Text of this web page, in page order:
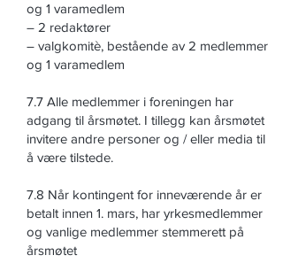
og 1 varamedlem
– 2 redaktører
– valgkomitè, bestående av 2 medlemmer
og 1 varamedlem
7.7 Alle medlemmer i foreningen har
adgang til årsmøtet. I tillegg kan årsmøtet
invitere andre personer og / eller media til
å være tilstede.
7.8 Når kontingent for inneværende år er
betalt innen 1. mars, har yrkesmedlemmer
og vanlige medlemmer stemmerett på
årsmøtet